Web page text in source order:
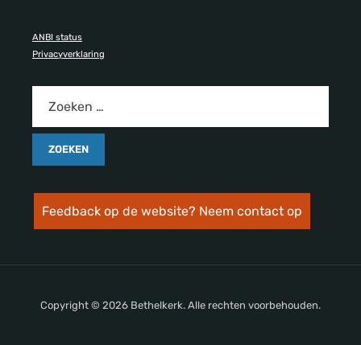
ANBI status
Privacyverklaring
Feedback op de website? Neem contact op
Copyright © 2026 Bethelkerk. Alle rechten voorbehouden.